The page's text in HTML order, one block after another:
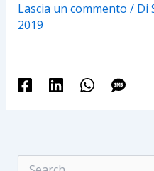
Lascia un commento / Di
2019